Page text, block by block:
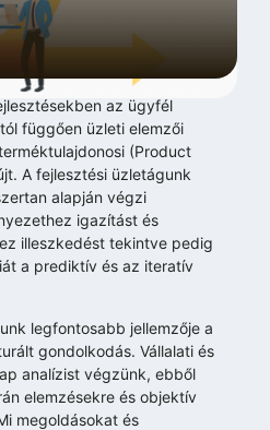
az ügyfél
függően üzleti elemzői
(Product
A fejlesztési üzletágunk
alapján végzi
igazítást és
illeszkedést tekintve pedig
a prediktív és az iteratív
legfontosabb jellemzője a
gondolkodás. Vállalati és
analízist végzünk, ebből
elemzésekre és objektív
megoldásokat és